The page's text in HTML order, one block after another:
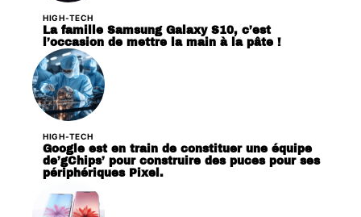
HIGH-TECH
La famille Samsung Galaxy S10, c’est
l’occasion de mettre la main à la pâte !
HIGH-TECH
Google est en train de constituer une équipe
de’gChips’ pour construire des puces pour ses
périphériques Pixel.